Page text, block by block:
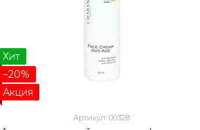
Хит
−20%
Акция
Артикул: 00328